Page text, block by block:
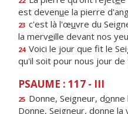
est devenue la pierre
23 c'est là l'œuvre du
la merveille devant nos
24 Voici le jour que ft le
qu'il soit pour nous jour de
PSAUME : 117 - III
25 Donne, Seigneur, donne
Donne, Seigneur, donne la